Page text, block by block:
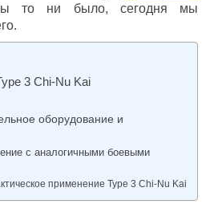
то ни было, сегодня мы
3 Chi-Nu Kai
оборудование и
с аналогичными боевыми
применение Type 3 Chi-Nu Kai